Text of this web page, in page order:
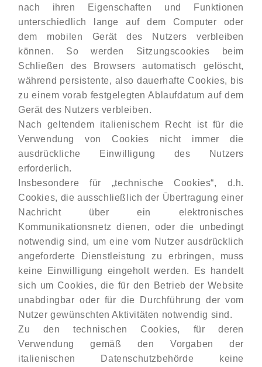
nach ihren Eigenschaften und Funktionen
unterschiedlich lange auf dem Computer oder
dem mobilen Gerät des Nutzers verbleiben
können. So werden Sitzungscookies beim
Schließen des Browsers automatisch gelöscht,
während persistente, also dauerhafte Cookies, bis
zu einem vorab festgelegten Ablaufdatum auf dem
Gerät des Nutzers verbleiben.
Nach geltendem italienischem Recht ist für die
Verwendung von Cookies nicht immer die
ausdrückliche Einwilligung des Nutzers
erforderlich.
Insbesondere für „technische Cookies“, d.h.
Cookies, die ausschließlich der Übertragung einer
Nachricht über ein elektronisches
Kommunikationsnetz dienen, oder die unbedingt
notwendig sind, um eine vom Nutzer ausdrücklich
angeforderte Dienstleistung zu erbringen, muss
keine Einwilligung eingeholt werden. Es handelt
sich um Cookies, die für den Betrieb der Website
unabdingbar oder für die Durchführung der vom
Nutzer gewünschten Aktivitäten notwendig sind.
Zu den technischen Cookies, für deren
Verwendung gemäß den Vorgaben der
italienischen Datenschutzbehörde keine